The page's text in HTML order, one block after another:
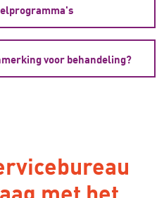
voor behandeling?
met het